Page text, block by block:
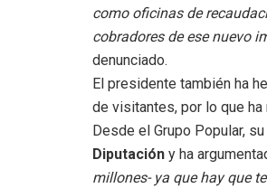
como oficinas de
cobradores de ese nuevo
denunciado.
El presidente también ha
de visitantes, por lo que
Desde el Grupo Popular,
Diputación y ha
millones- ya que hay que